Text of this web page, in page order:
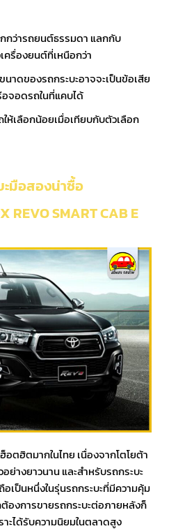
กว่ารถยนต์ธรรมดา แลกกับ
ครื่องยนต์ที่เหนือกว่า
าดของรถกระบะอาจจะเป็นข้อเสีย
จอดรถในที่แคบได้
ห้เลือกน้อยเมื่อเทียบกับตัวเลือก
ะมือสองน่าซื้อ
REVO SMART CAB E
อตฮิตมากในไทย เนื่องจากโตโยต้า
ย่างยาวนาน และสำหรับรถกระบะ
เป็นหนึ่งในรุ่นรถกระบะที่มีความคุ้ม
องการขายรถกระบะต่อภายหลังก็
ะได้รับความนิยมในตลาดสูง